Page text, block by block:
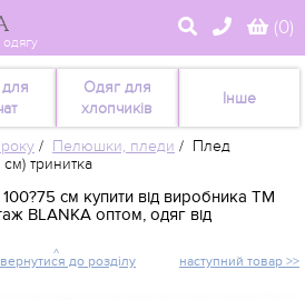
одягу
(0)
Одяг для
хлопчиків
Інше
/ Пелюшки, пледи / Плед
тринитка
см купити від виробника TM
BLANKA оптом, одяг від
наступний товар >>
до розділу